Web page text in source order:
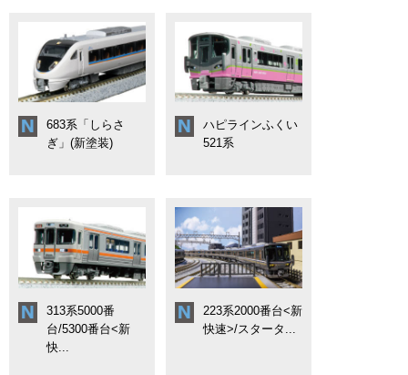
683系「しらさ
ぎ」(新塗装)
ハピラインふくい
521系
313系5000番
台/5300番台<新
快...
223系2000番台<新
快速>/スタータ...